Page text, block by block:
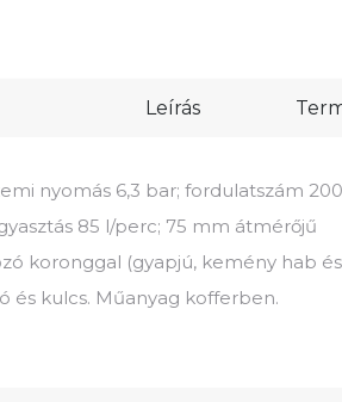
Leírás
nyomás 6,3 bar; fordulatszám
85 l/perc; 75 mm átmérőjű
koronggal (gyapjú, kemény hab és
és kulcs. Műanyag kofferben.